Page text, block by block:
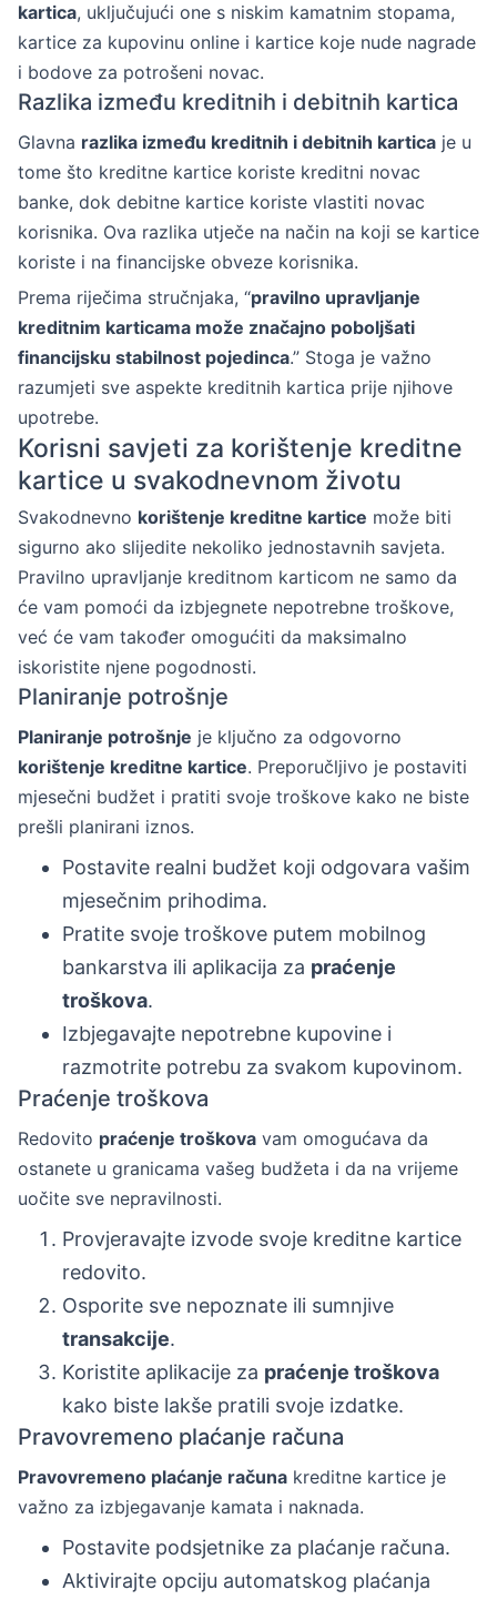
kartica, uključujući one s niskim kamatnim stopama,
kartice za kupovinu online i kartice koje nude nagrade
i bodove za potrošeni novac.
Razlika između kreditnih i debitnih kartica
Glavna razlika između kreditnih i debitnih kartica je u
tome što kreditne kartice koriste kreditni novac
banke, dok debitne kartice koriste vlastiti novac
korisnika. Ova razlika utječe na način na koji se kartice
koriste i na financijske obveze korisnika.
Prema riječima stručnjaka, “pravilno upravljanje
kreditnim karticama može značajno poboljšati
financijsku stabilnost pojedinca.” Stoga je važno
razumjeti sve aspekte kreditnih kartica prije njihove
upotrebe.
Korisni savjeti za korištenje kreditne
kartice u svakodnevnom životu
Svakodnevno korištenje kreditne kartice može biti
sigurno ako slijedite nekoliko jednostavnih savjeta.
Pravilno upravljanje kreditnom karticom ne samo da
će vam pomoći da izbjegnete nepotrebne troškove,
već će vam također omogućiti da maksimalno
iskoristite njene pogodnosti.
Planiranje potrošnje
Planiranje potrošnje je ključno za odgovorno
korištenje kreditne kartice. Preporučljivo je postaviti
mjesečni budžet i pratiti svoje troškove kako ne biste
prešli planirani iznos.
Postavite realni budžet koji odgovara vašim
mjesečnim prihodima.
Pratite svoje troškove putem mobilnog
bankarstva ili aplikacija za praćenje
troškova.
Izbjegavajte nepotrebne kupovine i
razmotrite potrebu za svakom kupovinom.
Praćenje troškova
Redovito praćenje troškova vam omogućava da
ostanete u granicama vašeg budžeta i da na vrijeme
uočite sve nepravilnosti.
Provjeravajte izvode svoje kreditne kartice
redovito.
Osporite sve nepoznate ili sumnjive
transakcije.
Koristite aplikacije za praćenje troškova
kako biste lakše pratili svoje izdatke.
Pravovremeno plaćanje računa
Pravovremeno plaćanje računa kreditne kartice je
važno za izbjegavanje kamata i naknada.
Postavite podsjetnike za plaćanje računa.
Aktivirajte opciju automatskog plaćanja